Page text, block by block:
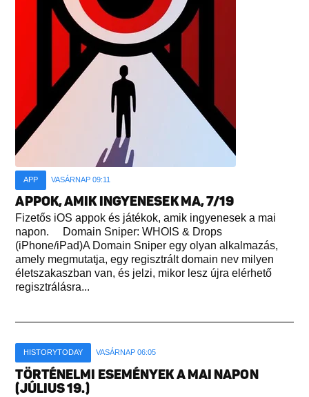
APP VASÁRNAP 09:11
APPOK, AMIK INGYENESEK MA, 7/19
Fizetős iOS appok és játékok, amik ingyenesek a mai
napon. Domain Sniper: WHOIS & Drops
(iPhone/iPad)A Domain Sniper egy olyan alkalmazás,
amely megmutatja, egy regisztrált domain nev milyen
életszakaszban van, és jelzi, mikor lesz újra elérhető
regisztrálásra...
HISTORYTODAY VASÁRNAP 06:05
TÖRTÉNELMI ESEMÉNYEK A MAI NAPON
(JÚLIUS 19.)